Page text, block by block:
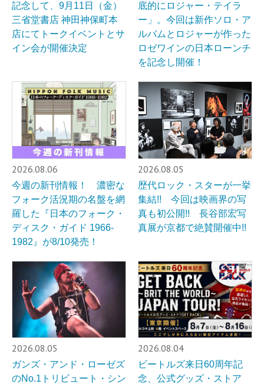
記念して、9月11日（金）
三省堂書店 神田神保町本
店にてトークイベントとサ
イン会が開催決定
底的にロジャー・テイラ
ー」。今回は新作ソロ・ア
ルバムとロジャーが作った
ロゼワインの日本ローンチ
を記念し開催！
2026.08.06
今週の新刊情報！ 濃密な
フォーク活況期の名盤を網
羅した『日本のフォーク・
ディスク・ガイド 1966-
1982』が8/10発売！
2026.08.05
歴代ロック・スターが一挙
集結!! 今回は映画界の写
真も初公開!! 長谷部宏写
真展が京都で絶賛開催中!!
2026.08.05
ガンズ・アンド・ローゼズ
のNo.1トリビュート・シン
2026.08.04
ビートルズ来日60周年記
念、公式グッズ・ストア